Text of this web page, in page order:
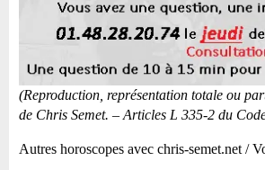
(Reproduction, représentation totale ou
de Chris Semet. – Articles L 335-2 du
Autres horoscopes avec chris-semet.net /